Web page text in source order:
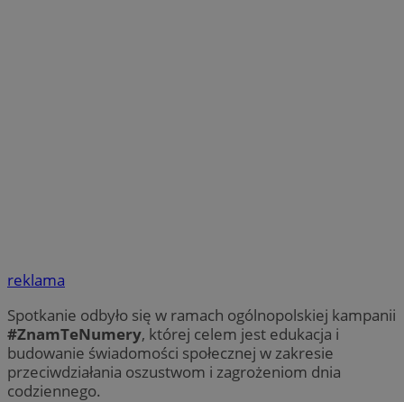
reklama
Spotkanie odbyło się w ramach ogólnopolskiej kampanii
#ZnamTeNumery, której celem jest edukacja i
budowanie świadomości społecznej w zakresie
przeciwdziałania oszustwom i zagrożeniom dnia
codziennego.